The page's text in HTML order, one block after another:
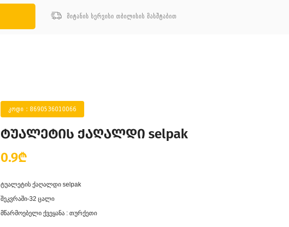
მიტანის სერვისი თბილისის მასშტაბით
კოდი : 8690536010066
ტუალეტის ქაღალდი selpak
0.9₾
ტუალეტის ქაღალდი selpak
შეკვრაში-32 ცალი
მწარმოებელი ქვეყანა : თურქეთი